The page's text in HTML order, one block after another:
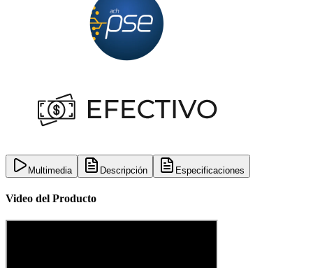
Multimedia Descripción Especificaciones
Video del Producto